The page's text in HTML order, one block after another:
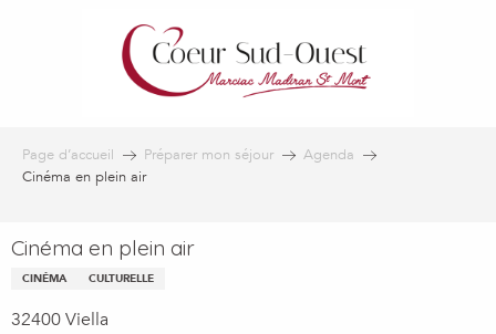
Page d’accueil Préparer mon séjour
Agenda
Cinéma en plein air
Cinéma en plein air
CINÉMA CULTURELLE
32400 Viella